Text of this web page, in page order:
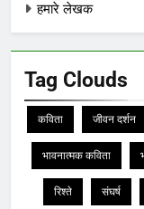
हमारे लेखक
Tag Clouds
कविता जीवन दर्शन
भावनात्मक कविता
रिश्ते संघर्ष